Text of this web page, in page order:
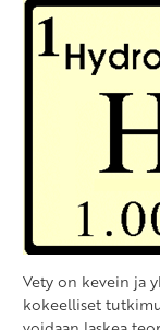
Vety on kevein ja
kokeelliset